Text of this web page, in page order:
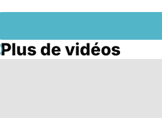
Plus de vidéos